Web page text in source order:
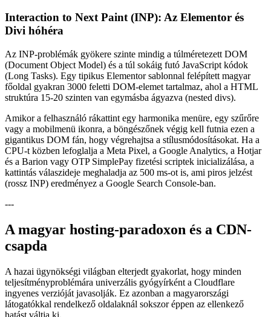
Interaction to Next Paint (INP): Az Elementor és
Divi hóhéra
Az INP-problémák gyökere szinte mindig a túlméretezett DOM
(Document Object Model) és a túl sokáig futó JavaScript kódok
(Long Tasks). Egy tipikus Elementor sablonnal felépített magyar
főoldal gyakran 3000 feletti DOM-elemet tartalmaz, ahol a HTML
struktúra 15-20 szinten van egymásba ágyazva (nested divs).
Amikor a felhasználó rákattint egy harmonika menüre, egy szűrőre
vagy a mobilmenü ikonra, a böngészőnek végig kell futnia ezen a
gigantikus DOM fán, hogy végrehajtsa a stílusmódosításokat. Ha a
CPU-t közben lefoglalja a Meta Pixel, a Google Analytics, a Hotjar
és a Barion vagy OTP SimplePay fizetési scriptek inicializálása, a
kattintás válaszideje meghaladja az 500 ms-ot is, ami piros jelzést
(rossz INP) eredményez a Google Search Console-ban.
---
A magyar hosting-paradoxon és a CDN-
csapda
A hazai ügynökségi világban elterjedt gyakorlat, hogy minden
teljesítményproblémára univerzális gyógyírként a Cloudflare
ingyenes verzióját javasolják. Ez azonban a magyarországi
látogatókkal rendelkező oldalaknál sokszor éppen az ellenkező
hatást váltja ki.